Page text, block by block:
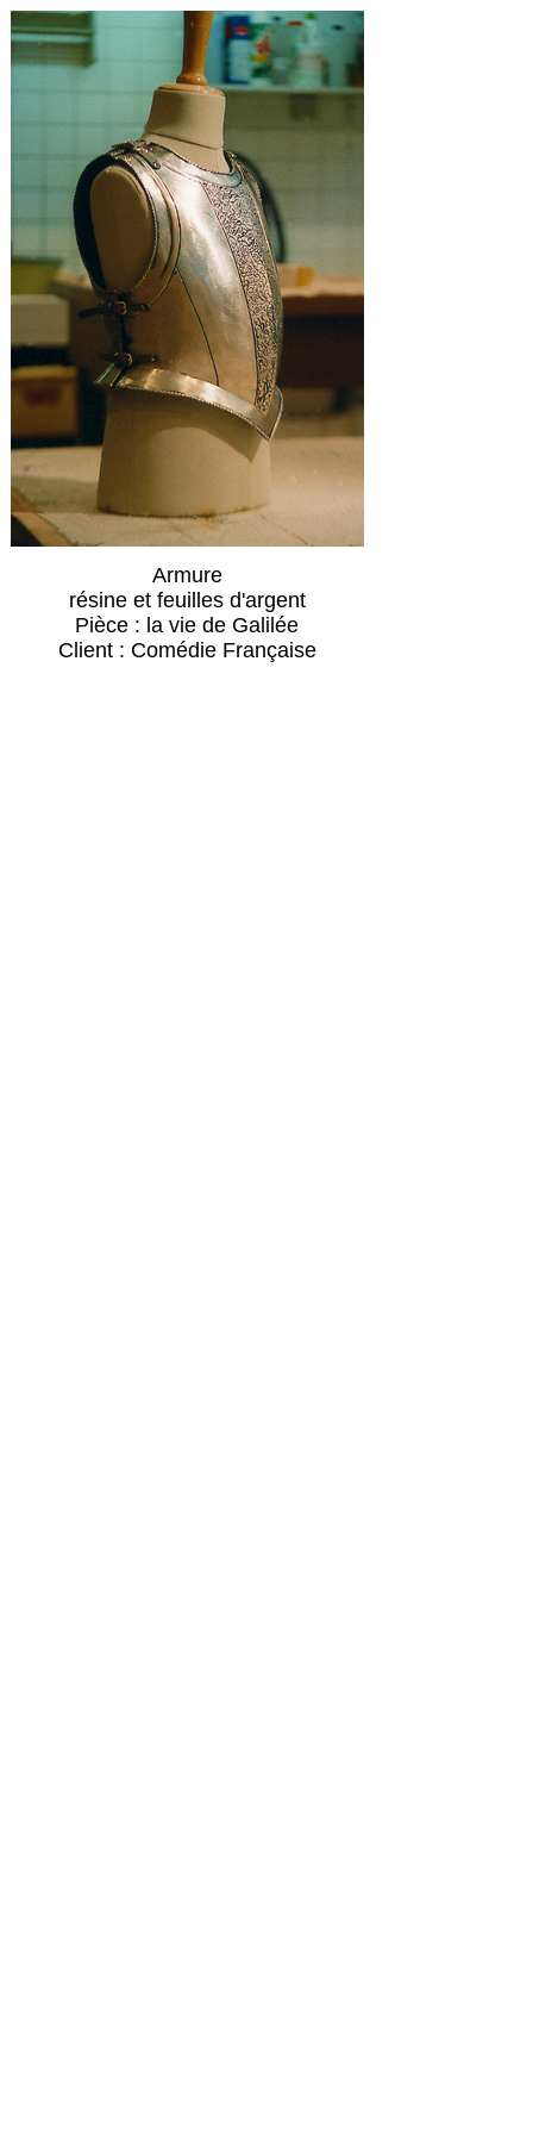
Armure
résine et feuilles d'argent
Pièce : la vie de Galilée
Client : Comédie Française